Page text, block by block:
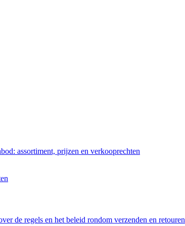
assortiment, prijzen en verkooprechten
de regels en het beleid rondom verzenden en retouren